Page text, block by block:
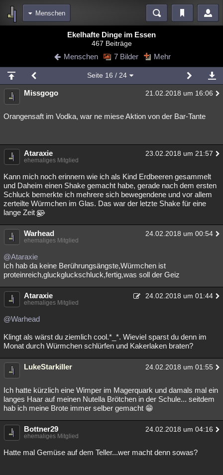
Menschen
Blogs Videos
Chat Wiki Neuigkeiten
meine Rubriken
Menschen Wissenschaft Mystery Kriminalfälle
Spiritualität Verschwörungen Technologie Ufologie
weitere Rubriken
Philosophie Träume
Astronomie Helpdesk Gruppen Gaming Filme
Musik Clash Verbesserungen Allmystery English
Übersichten
Besucht Teilgenommen Geschlossen
Lesenswert
Ekelhafte Dinge im Essen
467 Beiträge
Menschen 7 Bilder Mehr
Seite 16 / 24
Missgogo 21.02.2018 um 16:06
Orangensaft im Vodka, war ne miese Aktion von der Bar-Tante
Ataraxie 23.02.2018 um 21:57
ehemaliges Mitglied
Kann mich noch erinnern wie ich als Kind Erdbeeren gesammelt
und Daheim einen Shake gemacht habe, gerade nach dem ersten
Schluck bemerkte ich mehrere sich bewegendene und vor allem
zerteilte Würmchen im Glas. Das war der letzte Shake für eine
lange Zeit
Warhead 24.02.2018 um 00:54
ehemaliges Mitglied
@Ataraxie
Ich hab da keine Berührungsängste,Würmchen ist
proteinreich,gluckgluckschluck,fertig,was soll der Geiz
Ataraxie 24.02.2018 um 01:44
ehemaliges Mitglied
@Warhead
Klingt als wärst du ziemlich cool.*_*. Wieviel sparst du denn im
Monat durch Würmchen schlürfen und Kakerlaken braten?
LukeStarkiller 24.02.2018 um 01:55
Ich hatte kürzlich eine Wimper im Magerquark und damals mal ein
langes Haar auf meinen Nutella Brötchen in der Schule... seitdem
hab ich meine Brote immer selber gemacht 😁
Bottner29 24.02.2018 um 04:16
ehemaliges Mitglied
Hatte mal Gemüse auf dem Teller...wer macht denn sowas?